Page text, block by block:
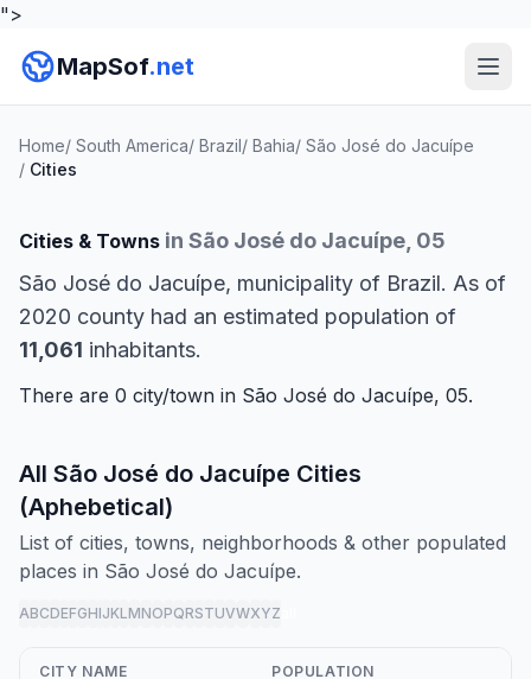
">
MapSof.net
Home/ South America/ Brazil/ Bahia/ São José do Jacuípe
/ Cities
Cities & Towns in São José do Jacuípe, 05
São José do Jacuípe, municipality of Brazil. As of
2020 county had an estimated population of
11,061 inhabitants.
There are 0 city/town in São José do Jacuípe, 05.
All São José do Jacuípe Cities
(Aphebetical)
List of cities, towns, neighborhoods & other populated
places in São José do Jacuípe.
ABCDEFGHIJKLMNOPQRSTUVWXYZ
CITY NAME POPULATION